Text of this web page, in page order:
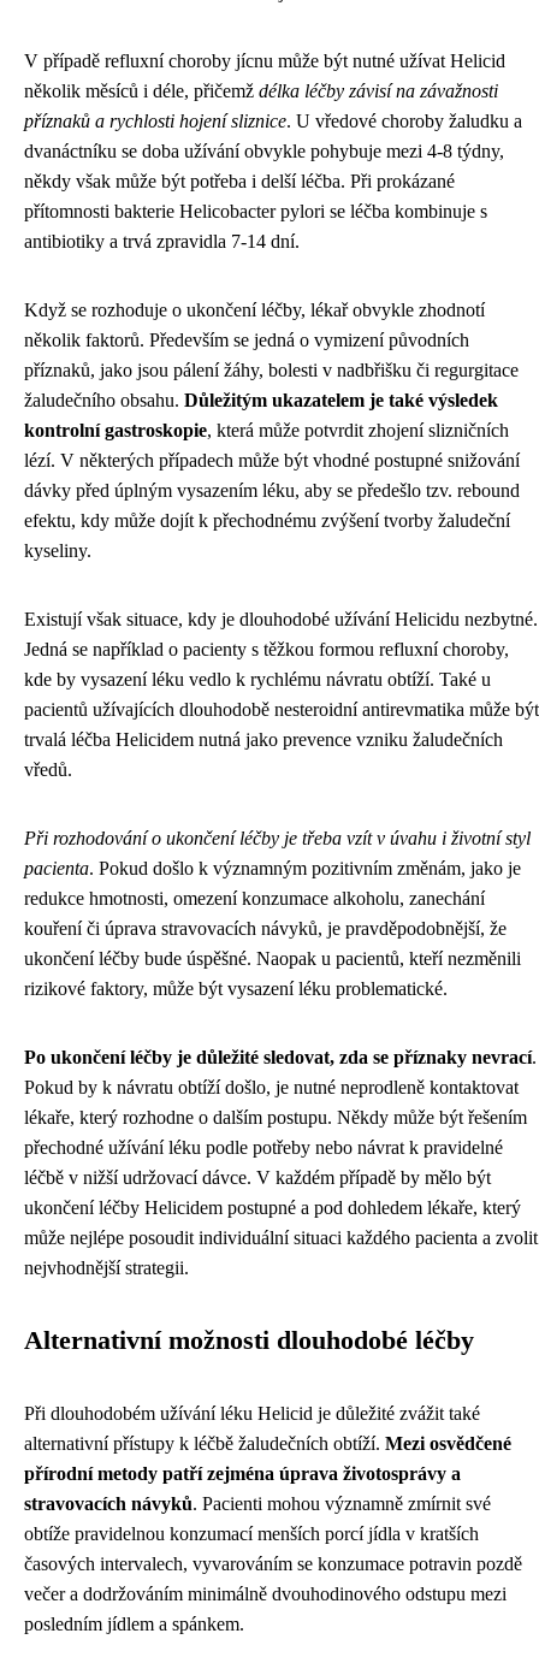
V případě refluxní choroby jícnu může být nutné užívat Helicid
několik měsíců i déle, přičemž délka léčby závisí na závažnosti
příznaků a rychlosti hojení sliznice. U vředové choroby žaludku a
dvanáctníku se doba užívání obvykle pohybuje mezi 4-8 týdny,
někdy však může být potřeba i delší léčba. Při prokázané
přítomnosti bakterie Helicobacter pylori se léčba kombinuje s
antibiotiky a trvá zpravidla 7-14 dní.
Když se rozhoduje o ukončení léčby, lékař obvykle zhodnotí
několik faktorů. Především se jedná o vymizení původních
příznaků, jako jsou pálení žáhy, bolesti v nadbřišku či regurgitace
žaludečního obsahu. Důležitým ukazatelem je také výsledek
kontrolní gastroskopie, která může potvrdit zhojení slizničních
lézí. V některých případech může být vhodné postupné snižování
dávky před úplným vysazením léku, aby se předešlo tzv. rebound
efektu, kdy může dojít k přechodnému zvýšení tvorby žaludeční
kyseliny.
Existují však situace, kdy je dlouhodobé užívání Helicidu nezbytné.
Jedná se například o pacienty s těžkou formou refluxní choroby,
kde by vysazení léku vedlo k rychlému návratu obtíží. Také u
pacientů užívajících dlouhodobě nesteroidní antirevmatika může být
trvalá léčba Helicidem nutná jako prevence vzniku žaludečních
vředů.
Při rozhodování o ukončení léčby je třeba vzít v úvahu i životní styl
pacienta. Pokud došlo k významným pozitivním změnám, jako je
redukce hmotnosti, omezení konzumace alkoholu, zanechání
kouření či úprava stravovacích návyků, je pravděpodobnější, že
ukončení léčby bude úspěšné. Naopak u pacientů, kteří nezměnili
rizikové faktory, může být vysazení léku problematické.
Po ukončení léčby je důležité sledovat, zda se příznaky nevrací.
Pokud by k návratu obtíží došlo, je nutné neprodleně kontaktovat
lékaře, který rozhodne o dalším postupu. Někdy může být řešením
přechodné užívání léku podle potřeby nebo návrat k pravidelné
léčbě v nižší udržovací dávce. V každém případě by mělo být
ukončení léčby Helicidem postupné a pod dohledem lékaře, který
může nejlépe posoudit individuální situaci každého pacienta a zvolit
nejvhodnější strategii.
Alternativní možnosti dlouhodobé léčby
Při dlouhodobém užívání léku Helicid je důležité zvážit také
alternativní přístupy k léčbě žaludečních obtíží. Mezi osvědčené
přírodní metody patří zejména úprava životosprávy a
stravovacích návyků. Pacienti mohou významně zmírnit své
obtíže pravidelnou konzumací menších porcí jídla v kratších
časových intervalech, vyvarováním se konzumace potravin pozdě
večer a dodržováním minimálně dvouhodinového odstupu mezi
posledním jídlem a spánkem.